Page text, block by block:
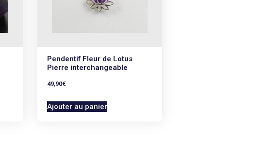
Pendentif Fleur de Lotus
Pierre interchangeable
49,90€
Ajouter au panier